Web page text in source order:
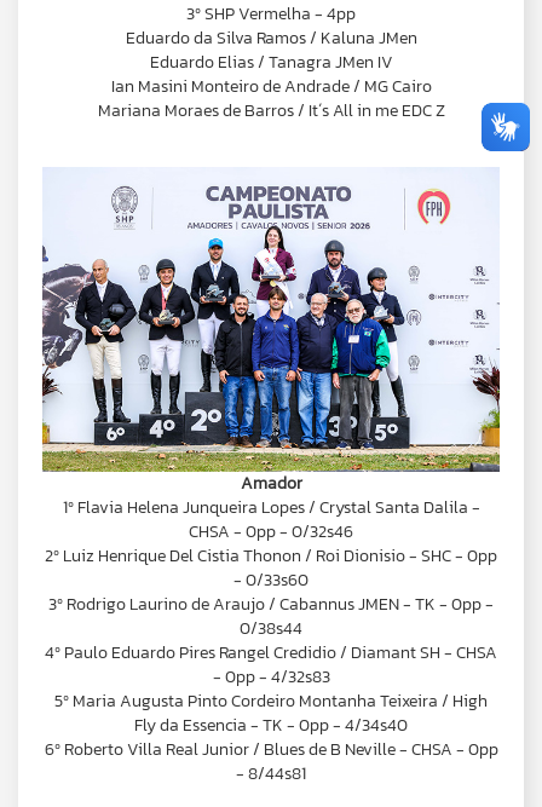
3º SHP Vermelha - 4pp
Eduardo da Silva Ramos / Kaluna JMen
Eduardo Elias / Tanagra JMen IV
Ian Masini Monteiro de Andrade / MG Cairo
Mariana Moraes de Barros / It´s All in me EDC Z
Amador
1º Flavia Helena Junqueira Lopes / Crystal Santa Dalila -
CHSA - 0pp - 0/32s46
2º Luiz Henrique Del Cistia Thonon / Roi Dionisio - SHC - 0pp
- 0/33s60
3º Rodrigo Laurino de Araujo / Cabannus JMEN - TK - 0pp -
0/38s44
4º Paulo Eduardo Pires Rangel Credidio / Diamant SH - CHSA
- 0pp - 4/32s83
5º Maria Augusta Pinto Cordeiro Montanha Teixeira / High
Fly da Essencia - TK - 0pp - 4/34s40
6º Roberto Villa Real Junior / Blues de B Neville - CHSA - 0pp
- 8/44s81